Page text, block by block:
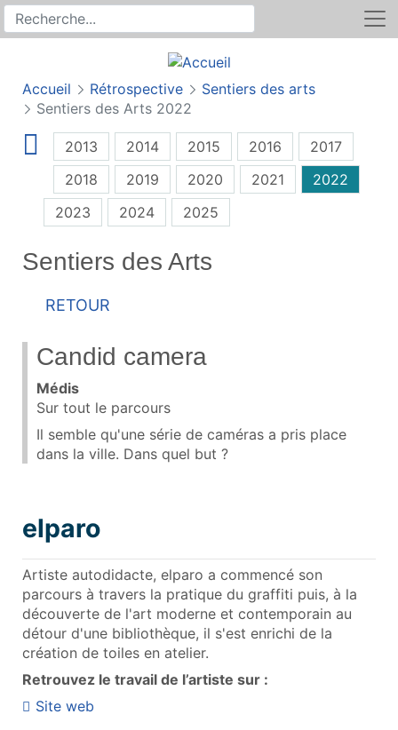
Recherche sur le site
Rechercher
Accueil Rétrospective
Sentiers des arts
Sentiers des Arts 2022
2013 2014 2015 2016
2017
2018
2019 2020 2021
2022
2023
2024 2025
Sentiers des Arts
Retour
Candid camera
Médis
Sur tout le parcours
Il semble qu'une série de caméras a pris place
dans la ville. Dans quel but ?
elparo
Artiste autodidacte, elparo a commencé son
parcours à travers la pratique du graffiti puis, à la
découverte de l'art moderne et contemporain au
détour d'une bibliothèque, il s'est enrichi de la
création de toiles en atelier.
Retrouvez le travail de l’artiste sur :
Site web